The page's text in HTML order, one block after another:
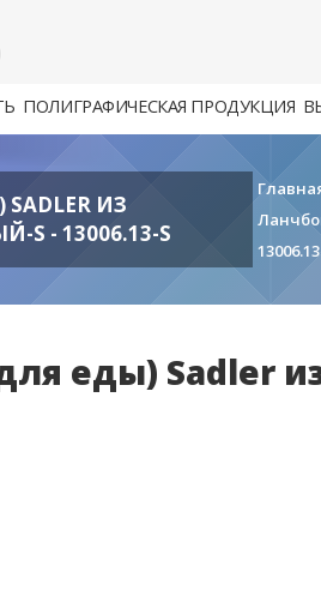
ПОЛИГРАФИЧЕСКАЯ ПРОДУКЦИЯ
ИЗ
- 13006.13-S
еды) Sadler